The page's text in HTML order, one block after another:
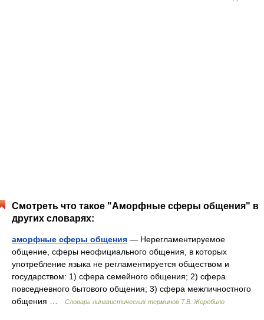
Смотреть что такое "Аморфные сферы общения" в
других словарях:
аморфные сферы общения — Нерегламентируемое
общение, сферы неофициального общения, в которых
употребление языка не регламентируется обществом и
государством: 1) сфера семейного общения; 2) сфера
повседневного бытового общения; 3) сфера межличностного
общения …
Словарь лингвистических терминов Т.В. Жеребило